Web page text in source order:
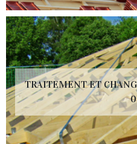
TRAITEMENT ET